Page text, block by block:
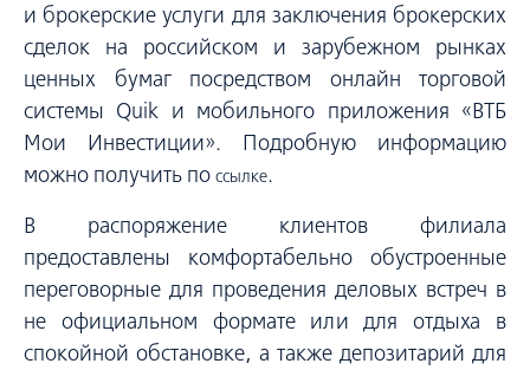
и брокерские услуги для заключения брокерских
сделок на российском и зарубежном рынках
ценных бумаг посредством онлайн торговой
системы Quik и мобильного приложения «ВТБ
Мои Инвестиции». Подробную информацию
можно получить по ссылке.
В распоряжение клиентов филиала
предоставлены комфортабельно обустроенные
переговорные для проведения деловых встреч в
не официальном формате или для отдыха в
спокойной обстановке, а также депозитарий для